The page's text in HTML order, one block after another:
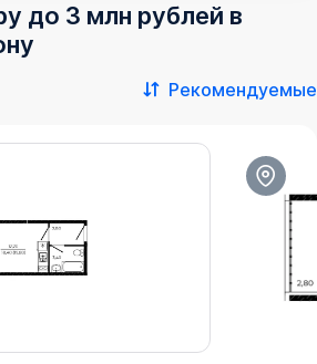
до 3 млн рублей в
Рекомендуемые